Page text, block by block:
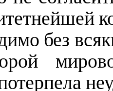
без